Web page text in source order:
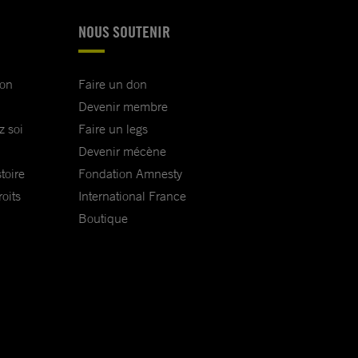
soi
NOUS SOUTENIR
Faire un don
Devenir membre
Faire un legs
Devenir mécène
Fondation Amnesty
International France
Boutique